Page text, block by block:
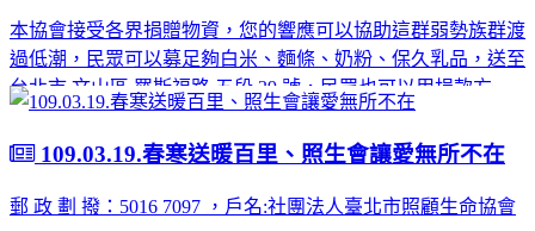
本協會接受各界捐贈物資，您的響應可以協助這群弱勢族群渡
過低潮，民眾可以募足夠白米、麵條、奶粉、保久乳品，送至
台北市 文山區 羅斯福路 五段 39 號，民眾也可以用捐款方
式，由協會統一低價採購，也可由民眾自行購買。
109.03.19.春寒送暖百里、照生會讓愛無所不在
郵 政 劃 撥：5016 7097 ，戶名:社團法人臺北市照顧生命協會